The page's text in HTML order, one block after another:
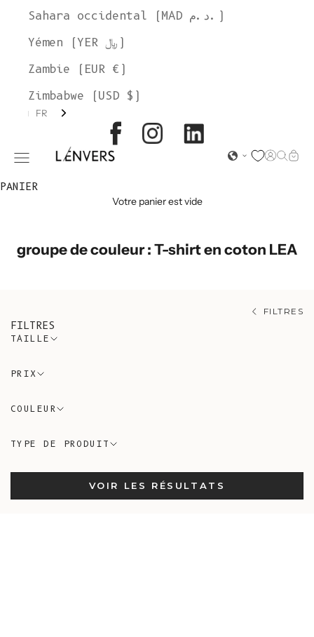
L'ENVERS
Ouvrir le menu de navigation Page
Sahara occidental (MAD د.م.)
Yémen (YER ﷼)
Zambie (EUR €)
Zimbabwe (USD $)
FR
PANIER
Votre panier est vide
groupe de couleur : T-shirt en coton LEA
FILTRES
FILTRES
TAILLE
PRIX
COULEUR
TYPE DE PRODUIT
VOIR LES RÉSULTATS